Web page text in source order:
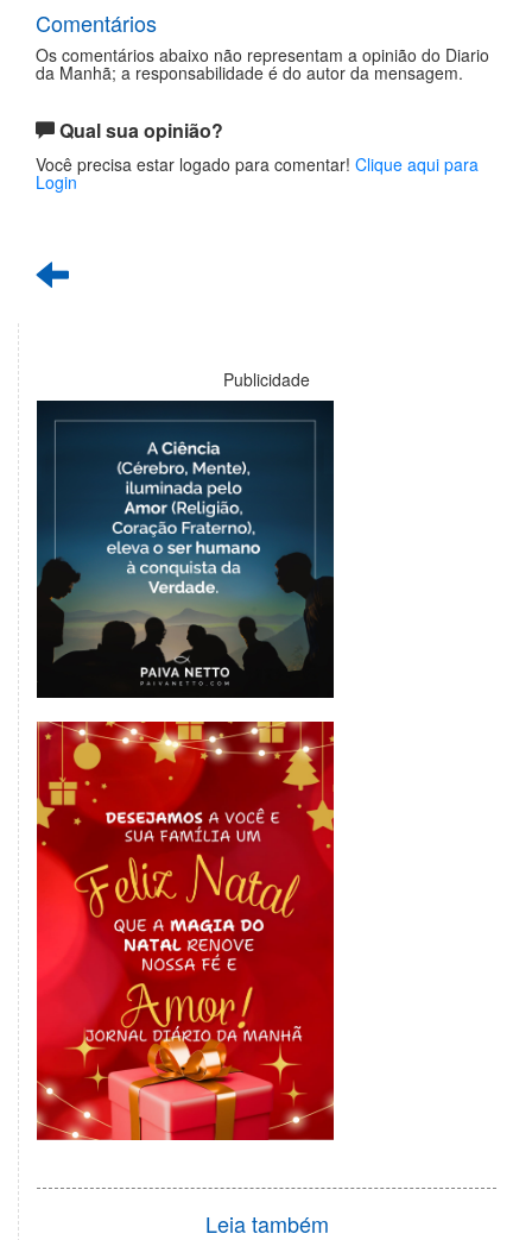
Comentários
Os comentários abaixo não representam a opinião do Diario
da Manhã; a responsabilidade é do autor da mensagem.
Qual sua opinião?
Você precisa estar logado para comentar! Clique aqui para
Login
Publicidade
Leia também